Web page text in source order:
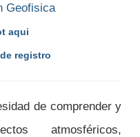
Geofisica
aqui
registro
de comprender y
atmosféricos,